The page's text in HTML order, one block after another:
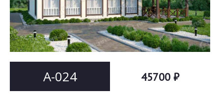
А-024 45700 ₽
Согласен на обработку персональных данных
ОТПРАВИТЬ
Согласен на обработку персональных данных
This site is protected by reCAPTCHA and the GooglePrivacy PolicyandTerms of Service
apply.